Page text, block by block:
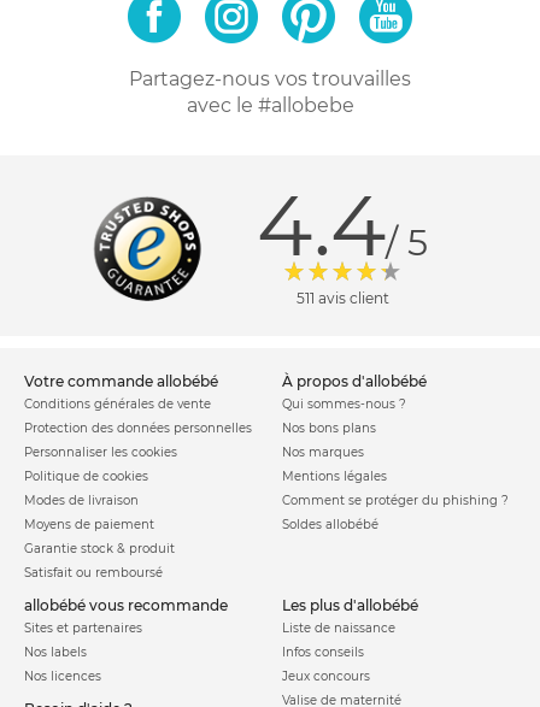
Partagez-nous vos trouvailles
avec le #allobebe
4.4/ 5
511 avis client
votre commande allobébé
Conditions générales de vente
Protection des données personnelles
Personnaliser les cookies
Politique de cookies
Modes de livraison
Moyens de paiement
Garantie stock & produit
Satisfait ou remboursé
à propos d'allobébé
Qui sommes-nous ?
Nos bons plans
Nos marques
Mentions légales
Comment se protéger du phishing ?
Soldes allobébé
allobébé vous recommande
Sites et partenaires
Nos labels
Nos licences
les plus d'allobébé
Liste de naissance
Infos conseils
Jeux concours
Valise de maternité